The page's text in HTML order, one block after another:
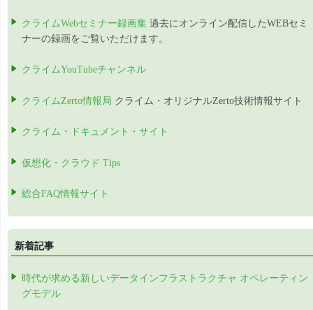
クライムWebセミナー録画集 過去にオンライン配信したWEBセミ
ナーの録画をご覧いただけます。
クライムYouTubeチャンネル
クライムZerto情報局 クライム・オリジナルZerto技術情報サイト
クライム・ドキュメント・サイト
仮想化・クラウド Tips
総合FAQ情報サイト
新着記事
時代が求める新しいデータインフラストラクチャ オペレーティン
グモデル